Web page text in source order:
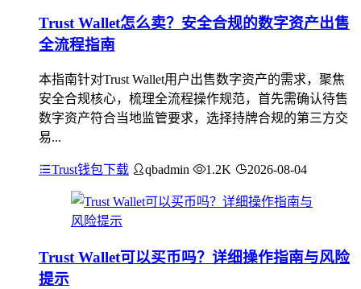
Trust Wallet怎么卖？安全合规的数字资产出售
全流程指南
本指南针对Trust Wallet用户出售数字资产的需求，聚焦
安全合规核心，梳理全流程操作规范，首先需确认待售
数字资产符合当地监管要求，选择持牌合规的第三方交
易...
Trust钱包下载 qbadmin 1.2K 2026-08-04
Trust Wallet可以买币吗？详细操作指南与风险
提示